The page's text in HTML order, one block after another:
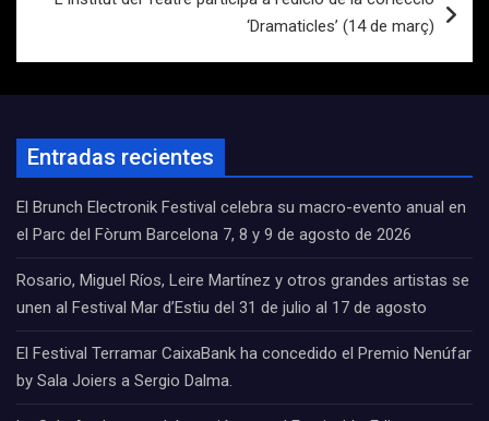
‘Dramaticles’ (14 de març)
Entradas recientes
El Brunch Electronik Festival celebra su macro-evento anual en
el Parc del Fòrum Barcelona 7, 8 y 9 de agosto de 2026
Rosario, Miguel Ríos, Leire Martínez y otros grandes artistas se
unen al Festival Mar d’Estiu del 31 de julio al 17 de agosto
El Festival Terramar CaixaBank ha concedido el Premio Nenúfar
by Sala Joiers a Sergio Dalma.